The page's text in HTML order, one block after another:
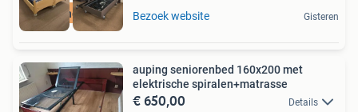
Bezorging+Garantie Bezoek website Gisteren
auping seniorenbed 160x200 met
elektrische spiralen+matrasse
€ 650,00 Details